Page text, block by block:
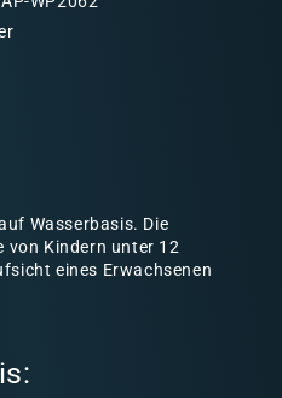
Wasserbasis. Die
von Kindern unter 12
eines Erwachsenen